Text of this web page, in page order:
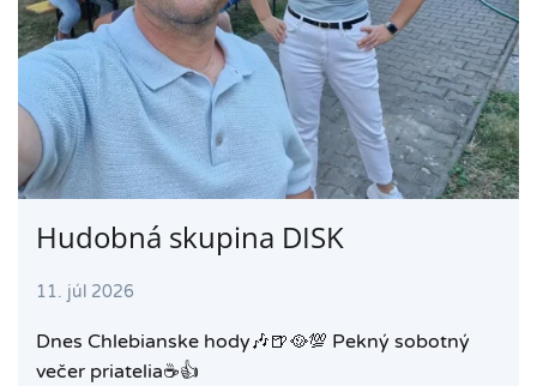
Hudobná skupina DISK
11. júl 2026
Dnes Chlebianske hody🎶🍺🥘💯 Pekný sobotný
večer priatelia☕️👍